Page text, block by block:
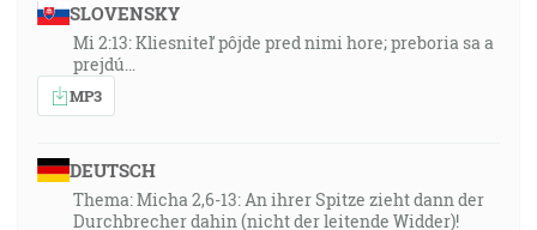
SLOVENSKY
Mi 2:13: Kliesniteľ pôjde pred nimi hore; preboria sa a
prejdú…
MP3
DEUTSCH
Thema: Micha 2,6-13: An ihrer Spitze zieht dann der
Durchbrecher dahin (nicht der leitende Widder)!